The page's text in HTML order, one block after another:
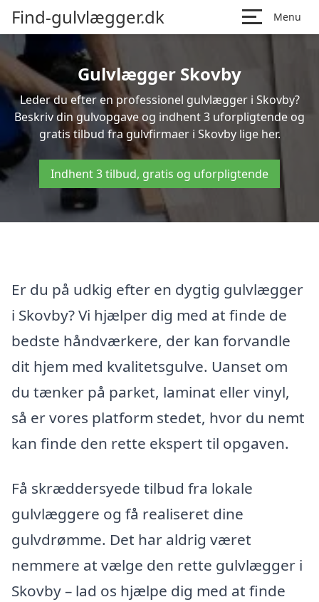
Find-gulvlægger.dk Menu
Gulvlægger Skovby
Leder du efter en professionel gulvlægger i Skovby?
Beskriv din gulvopgave og indhent 3 uforpligtende og
gratis tilbud fra gulvfirmaer i Skovby lige her.
Indhent 3 tilbud, gratis og uforpligtende
Er du på udkig efter en dygtig gulvlægger
i Skovby? Vi hjælper dig med at finde de
bedste håndværkere, der kan forvandle
dit hjem med kvalitetsgulve. Uanset om
du tænker på parket, laminat eller vinyl,
så er vores platform stedet, hvor du nemt
kan finde den rette ekspert til opgaven.
Få skræddersyede tilbud fra lokale
gulvlæggere og få realiseret dine
gulvdrømme. Det har aldrig været
nemmere at vælge den rette gulvlægger i
Skovby – lad os hjælpe dig med at finde